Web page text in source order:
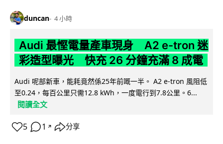
duncan 4 小時
Audi 最慳電量產車現身 A2 e-tron 迷
彩造型曝光 快充 26 分鐘充滿 8 成電
Audi 呢部新車，能耗竟然係25年前嘅一半。 A2 e-tron 風阻低
至0.24，每百公里只需12.8 kWh，一度電行到7.8公里。6...
閱讀全文
5 1 ↗ 分享